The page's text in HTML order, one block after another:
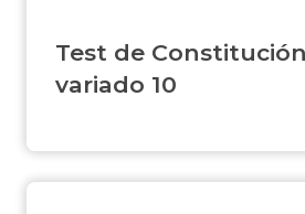
Test de
variado 10